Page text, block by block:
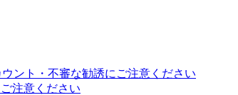
ント・不審な勧誘にご注意ください
注意ください